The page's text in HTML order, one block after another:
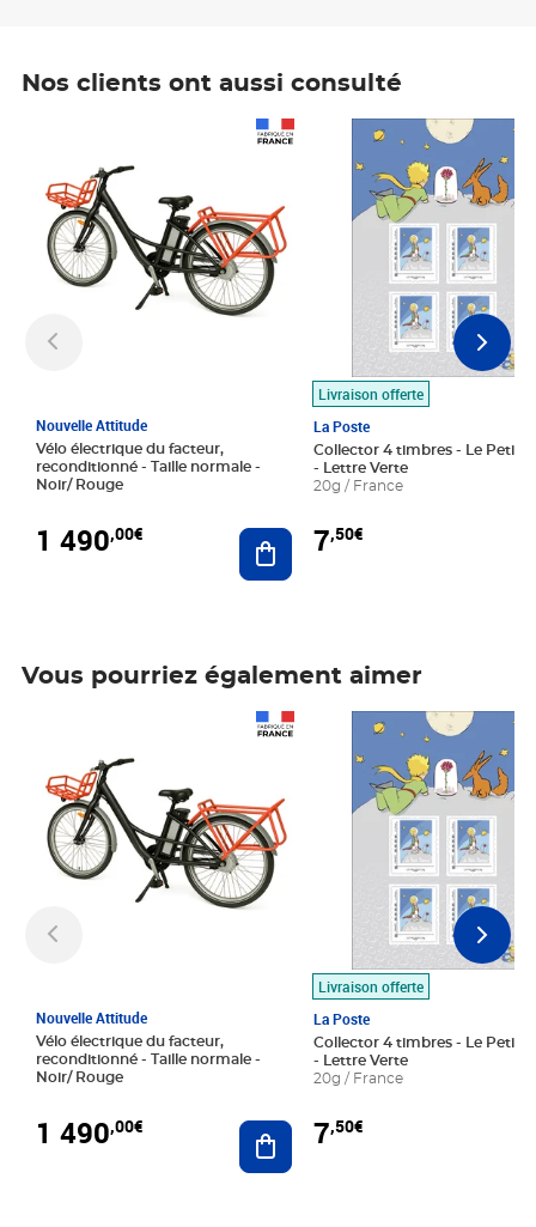
Nos clients ont aussi consulté
Nouvelle Attitude
Vélo électrique du facteur,
reconditionné - Taille normale -
Noir/ Rouge
1 490,00€ Ajouter au panier
Livraison offerte
La Poste
Collector 4 timbres - Le Petit
- Lettre Verte
20g / France
7,50€
Prix 7,50€
Vous pourriez également aimer
Nouvelle Attitude
Vélo électrique du facteur,
reconditionné - Taille normale -
Noir/ Rouge
1 490,00€ Ajouter au panier
Livraison offerte
La Poste
Collector 4 timbres - Le Petit
- Lettre Verte
20g / France
7,50€
Prix 7,50€